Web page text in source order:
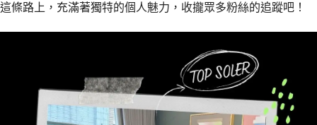
這條路上，充滿著獨特的個人魅力，收攏眾多粉絲的追蹤吧！